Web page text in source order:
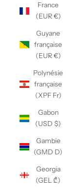
France
(EUR €)
Guyane
française
(EUR €)
Polynésie
française
(XPF Fr)
Gabon
(USD $)
Gambie
(GMD D)
Georgia
(GEL ₾)